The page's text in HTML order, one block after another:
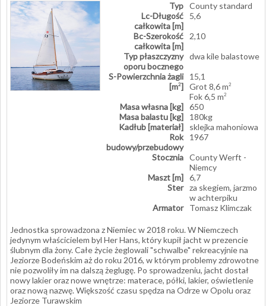
Typ County standard
Lc-Długość
całkowita [m]
5,6
Bc-Szerokość
całkowita [m]
2,10
Typ płaszczyzny
oporu bocznego
dwa kile balastowe
S-Powierzchnia żagli
[m2]
15,1
Grot 8,6 m2
Fok 6,5 m2
Masa własna [kg] 650
Masa balastu [kg]
180kg
Kadłub [materiał]
sklejka mahoniowa
Rok
budowy/przebudowy
1967
Stocznia County Werft -
Niemcy
Maszt [m] 6,7
Ster za skegiem, jarzmo
w achterpiku
Armator
Tomasz Klimczak
Jednostka sprowadzona z Niemiec w 2018 roku. W Niemczech
jedynym właścicielem byl Her Hans, który kupił jacht w prezencie
ślubnym dla żony. Całe życie żeglowali "schwalbe" rekreacyjnie na
Jeziorze Bodeńskim aż do roku 2016, w którym problemy zdrowotne
nie pozwoliły im na dalszą żeglugę. Po sprowadzeniu, jacht dostał
nowy lakier oraz nowe wnętrze: materace, półki, lakier, oświetlenie
oraz nową nazwę. Większość czasu spędza na Odrze w Opolu oraz
Jeziorze Turawskim